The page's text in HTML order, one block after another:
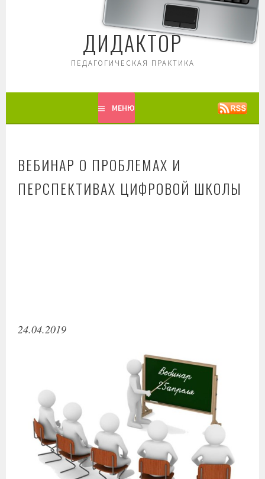
ДИДАКТОР
ПЕДАГОГИЧЕСКАЯ ПРАКТИКА
МЕНЮ
ВЕБИНАР О ПРОБЛЕМАХ И
ПЕРСПЕКТИВАХ ЦИФРОВОЙ ШКОЛЫ
24.04.2019